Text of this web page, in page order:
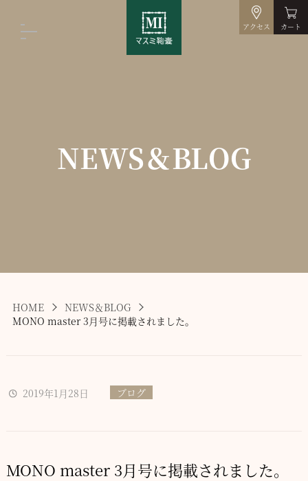
アクセス カート
NEWS＆BLOG
HOME
NEWS＆BLOG
MONO master 3月号に掲載されました。
2019年1月28日 ブログ
MONO master 3月号に掲載されました。